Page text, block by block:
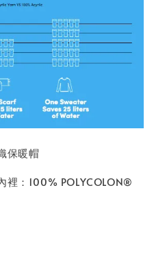
保暖帽
裡：100% POLYCOLON®